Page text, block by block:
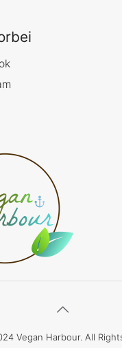
Vegan Harbour. All